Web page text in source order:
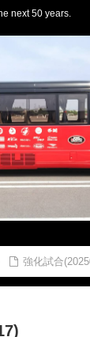
next 50 years.
強化試合